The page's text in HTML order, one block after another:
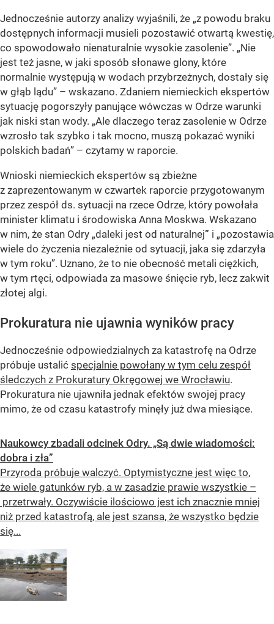
Jednocześnie autorzy analizy wyjaśnili, że „z powodu braku
dostępnych informacji musieli pozostawić otwartą kwestię,
co spowodowało nienaturalnie wysokie zasolenie”. „Nie
jest też jasne, w jaki sposób słonawe glony, które
normalnie występują w wodach przybrzeżnych, dostały się
w głąb lądu” – wskazano. Zdaniem niemieckich ekspertów
sytuację pogorszyły panujące wówczas w Odrze warunki
jak niski stan wody. „Ale dlaczego teraz zasolenie w Odrze
wzrosło tak szybko i tak mocno, muszą pokazać wyniki
polskich badań” – czytamy w raporcie.
Wnioski niemieckich ekspertów są zbieżne
z zaprezentowanym w czwartek raporcie przygotowanym
przez zespół ds. sytuacji na rzece Odrze, który powołała
minister klimatu i środowiska Anna Moskwa. Wskazano
w nim, że stan Odry „daleki jest od naturalnej” i „pozostawia
wiele do życzenia niezależnie od sytuacji, jaka się zdarzyła
w tym roku”. Uznano, że to nie obecność metali ciężkich,
w tym rtęci, odpowiada za masowe śnięcie ryb, lecz zakwit
złotej algi.
Prokuratura nie ujawnia wyników pracy
Jednocześnie odpowiedzialnych za katastrofę na Odrze
próbuje ustalić specjalnie powołany w tym celu zespół
śledczych z Prokuratury Okręgowej we Wrocławiu.
Prokuratura nie ujawniła jednak efektów swojej pracy
mimo, że od czasu katastrofy minęły już dwa miesiące.
Naukowcy zbadali odcinek Odry. „Są dwie wiadomości:
dobra i zła”
Przyroda próbuje walczyć. Optymistyczne jest więc to,
że wiele gatunków ryb, a w zasadzie prawie wszystkie –
przetrwały. Oczywiście ilościowo jest ich znacznie mniej
niż przed katastrofą, ale jest szansa, że wszystko będzie
się...